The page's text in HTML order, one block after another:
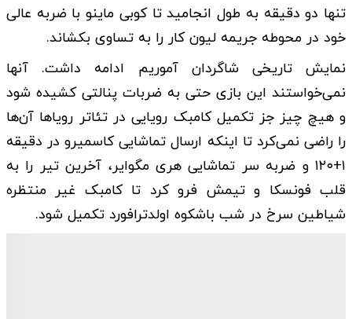
تنها دو دقیقه به طول انجامید تا کوبی ماینو با ضربه عالی
خود در محوطه جریمه لیون کار را به تساوی بکشاند.
نمایش تاریخی شاگردان آموریم ادامه داشت. آنها
نمی‌خواستند این بازی حتی به ضربات پنالتی کشیده شود
و هیچ چیز جز تکمیل کامبک رویایی در تئاتر رویاها آن‌ها
را راضی نمی‌کرد تا اینکه ارسال تماشایی کاسمیرو در دقیقه
۱+۱۲۰ و ضربه سر تماشایی هری مگوایر، آخرین تیر را به
قلب فونسکا و تیمش فرو کرد تا کامبک غیر منتظره
شیاطین سرخ در شب باشکوه اولدترافورد تکمیل شود.